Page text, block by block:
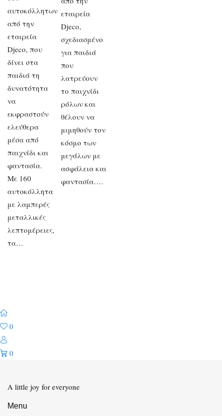
αυτοκόλλητων
από την
εταιρεία
Djeco, που
δίνει στα
παιδιά τη
δυνατότητα
να
εκφραστούν
ελεύθερα
μέσα από
παιχνίδι και
φαντασία.
Με 160
αυτοκόλλητα
με λαμπερές
μεταλλικές
λεπτομέρειες,
τα…
εταιρεία
Djeco,
σχεδιασμένο
για παιδιά
που
λατρεύουν
το παιχνίδι
ρόλων και
θέλουν να
μιμηθούν τον
κόσμο των
μεγάλων με
ασφάλεια και
φαντασία….
0
0
A little joy for everyone
Menu